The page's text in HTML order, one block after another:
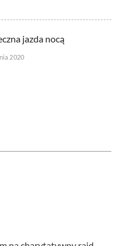
jazda nocą
2020